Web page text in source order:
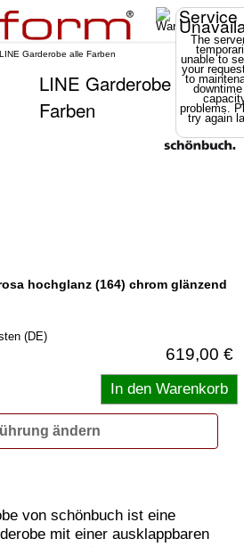
Service
The
unable to
your
to
problems.
try again
LINE Garderobe alle Farben
LINE Garderobe alle
Farben
hochglanz (164) chrom glänzend
(DE)
619,00 €
ändern
von schönbuch ist eine
mit einer ausklappbaren